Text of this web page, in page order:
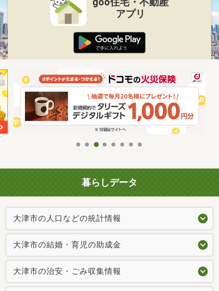
アプリ
暮らしデータ
大津市の人口などの統計情報
大津市の結婚・育児の助成金
大津市の治安・ごみ収集情報